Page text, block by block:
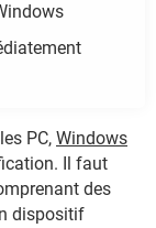
PC, Windows
Il faut
des
dispositif